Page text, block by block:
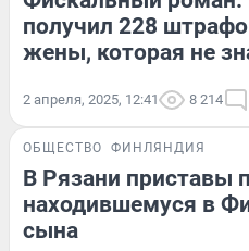
получил 228
жены, которая не
2 апреля, 2025, 12:41 8 214
ОБЩЕСТВО ФИНЛЯНДИЯ
В Рязани приставы
находившемуся в
сына